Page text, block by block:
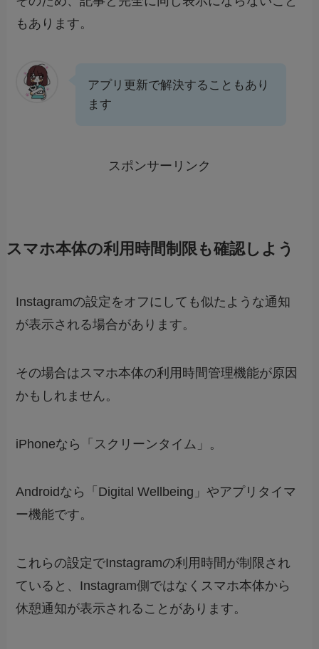
もあります。
アプリ更新で解決することもあり
ます
スポンサーリンク
スマホ本体の利用時間制限も確認しよう
Instagramの設定をオフにしても似たような通知
が表示される場合があります。
その場合はスマホ本体の利用時間管理機能が原因
かもしれません。
iPhoneなら「スクリーンタイム」。
Androidなら「Digital Wellbeing」やアプリタイマ
ー機能です。
これらの設定でInstagramの利用時間が制限され
ていると、Instagram側ではなくスマホ本体から
休憩通知が表示されることがあります。